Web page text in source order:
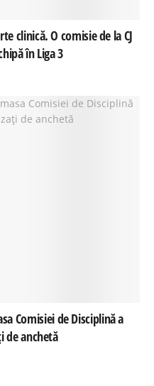
clinică. O comisie de la CJ
în Liga 3
Comisiei de Disciplină a
de anchetă